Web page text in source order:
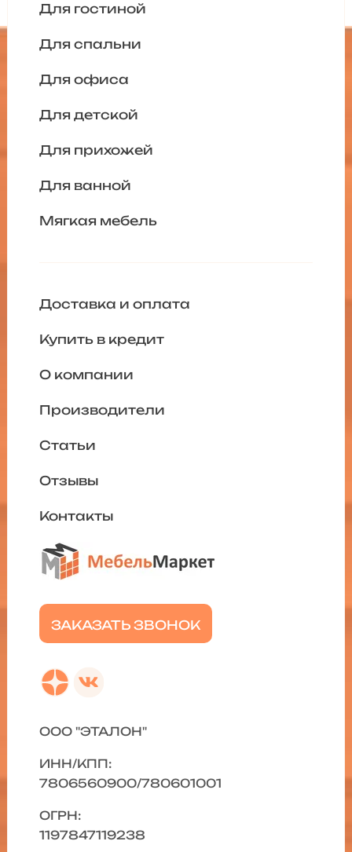
Для гостиной
Для спальни
Для офиса
Для детской
Для прихожей
Для ванной
Мягкая мебель
ЗАКАЗАТЬ ЗВОНОК
Доставка и оплата
Купить в кредит
О компании
Производители
Статьи
Отзывы
Контакты
ООО "ЭТАЛОН"
ИНН/КПП:
7806560900/780601001
ОГРН:
1197847119238